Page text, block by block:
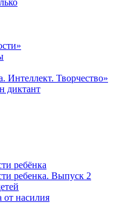
Творчество»
диктант
ребёнка
ребенка. Выпуск 2
от насилия